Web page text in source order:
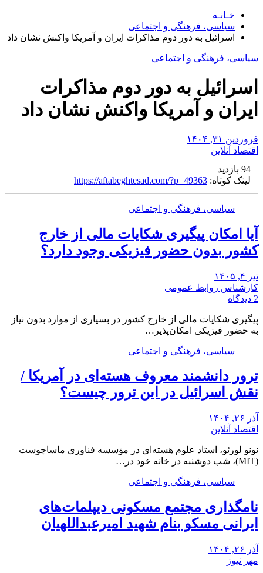
خـانـه
سیاسی، فرهنگی و اجتماعی
اسرائیل به دور دوم مذاکرات ایران و آمریکا واکنش نشان داد
سیاسی، فرهنگی و اجتماعی
اسرائیل به دور دوم مذاکرات
ایران و آمریکا واکنش نشان داد
فروردین ۳۱, ۱۴۰۴
اقتصاد آنلاین
94 بازدید
لینک کوتاه: https://aftabeghtesad.com/?p=49363
سیاسی، فرهنگی و اجتماعی
آیا امکان پیگیری شکایات مالی از خارج
کشور بدون حضور فیزیکی وجود دارد؟
تیر ۴, ۱۴۰۵
کارشناس روابط عمومی
2 دیدگاه
پیگیری شکایات مالی از خارج کشور در بسیاری از موارد بدون نیاز
به حضور فیزیکی امکان‌پذیر…
سیاسی، فرهنگی و اجتماعی
ترور دانشمند معروف هسته‌ای در آمریکا /
نقش اسرائیل در این ترور چیست؟
آذر ۲۶, ۱۴۰۴
اقتصاد آنلاین
نونو لورئو، استاد علوم هسته‌ای در مؤسسه فناوری ماساچوست
(MIT)، شب دوشنبه در خانه خود در…
سیاسی، فرهنگی و اجتماعی
نامگذاری مجتمع مسکونی دیپلمات‌های
ایرانی مسکو بنام شهید امیرعبداللهیان
آذر ۲۶, ۱۴۰۴
مهر نیوز